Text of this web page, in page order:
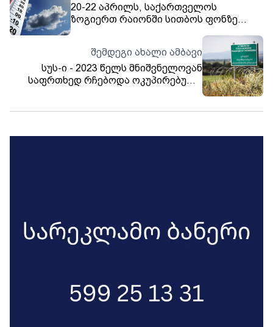
20-22 აპრილს, საქართველოს
ზოგიერთ რაიონში სითბოს ფონზე
შემდეგი ახალი ამბავი
სუს-ი - 2023 წელს მნიშვნელოვან
საფრთხედ რჩებოდა ოკუპირებული